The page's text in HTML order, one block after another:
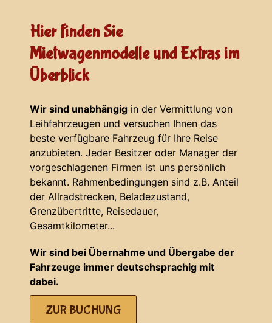
Hier finden Sie
Mietwagenmodelle und Extras im
Überblick
Wir sind unabhängig in der Vermittlung von
Leihfahrzeugen und versuchen Ihnen das
beste verfügbare Fahrzeug für Ihre Reise
anzubieten. Jeder Besitzer oder Manager der
vorgeschlagenen Firmen ist uns persönlich
bekannt. Rahmenbedingungen sind z.B. Anteil
der Allradstrecken, Beladezustand,
Grenzübertritte, Reisedauer,
Gesamtkilometer...
Wir sind bei Übernahme und Übergabe der
Fahrzeuge immer deutschsprachig mit
dabei.
ZUR BUCHUNG